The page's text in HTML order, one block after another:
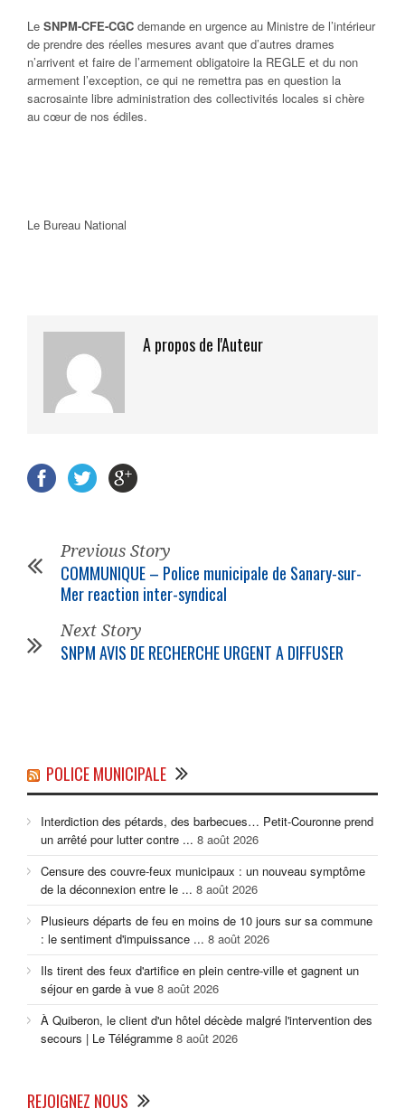
Le SNPM-CFE-CGC demande en urgence au Ministre de l’intérieur
de prendre des réelles mesures avant que d’autres drames
n’arrivent et faire de l’armement obligatoire la REGLE et du non
armement l’exception, ce qui ne remettra pas en question la
sacrosainte libre administration des collectivités locales si chère
au cœur de nos édiles.
Le Bureau National
A propos de l'Auteur
Previous Story
COMMUNIQUE – Police municipale de Sanary-sur-
Mer reaction inter-syndical
Next Story
SNPM AVIS DE RECHERCHE URGENT A DIFFUSER
POLICE MUNICIPALE
Interdiction des pétards, des barbecues… Petit-Couronne prend
un arrêté pour lutter contre ... 8 août 2026
Censure des couvre-feux municipaux : un nouveau symptôme
de la déconnexion entre le ... 8 août 2026
Plusieurs départs de feu en moins de 10 jours sur sa commune
: le sentiment d'impuissance ... 8 août 2026
Ils tirent des feux d'artifice en plein centre-ville et gagnent un
séjour en garde à vue 8 août 2026
À Quiberon, le client d'un hôtel décède malgré l'intervention des
secours | Le Télégramme 8 août 2026
REJOIGNEZ NOUS